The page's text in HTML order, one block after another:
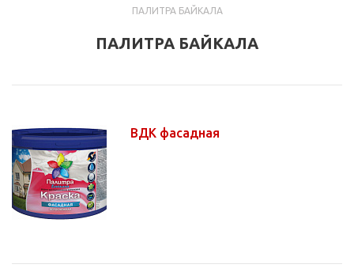
ПАЛИТРА БАЙКАЛА
ПАЛИТРА БАЙКАЛА
ВДК фасадная